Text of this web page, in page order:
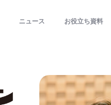
ニュース お役立ち資料